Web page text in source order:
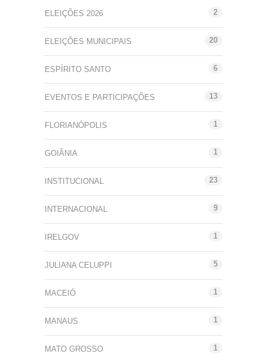
ELEIÇÕES 2026 2
ELEIÇÕES MUNICIPAIS 20
ESPÍRITO SANTO 6
EVENTOS E PARTICIPAÇÕES 13
FLORIANÓPOLIS 1
GOIÂNIA 1
INSTITUCIONAL 23
INTERNACIONAL 9
IRELGOV 1
JULIANA CELUPPI 5
MACEIÓ 1
MANAUS 1
MATO GROSSO 1